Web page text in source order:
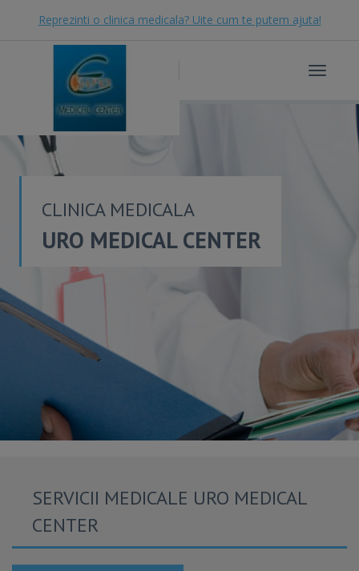
Reprezinti o clinica medicala? Uite cum te putem ajuta!
Toggle
CLINICA MEDICALA
URO MEDICAL CENTER
SERVICII MEDICALE URO MEDICAL
CENTER